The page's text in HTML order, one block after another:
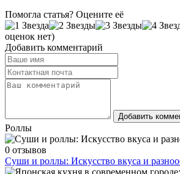
Помогла статья? Оцените её
оценок нет)
Добавить комментарий
Добавить
Роллы
0 отзывов
Суши и роллы: Искусство вкуса и